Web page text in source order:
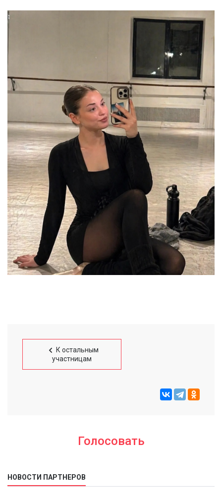
К остальным
участницам
Голосовать
НОВОСТИ ПАРТНЕРОВ